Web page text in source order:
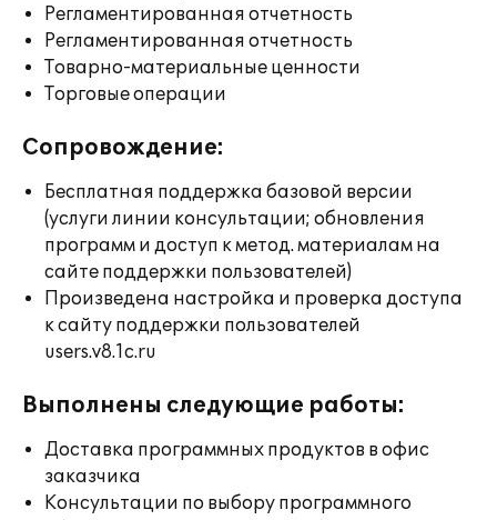
Регламентированная отчетность
Регламентированная отчетность
Товарно-материальные ценности
Торговые операции
Сопровождение:
Бесплатная поддержка базовой версии
(услуги линии консультации; обновления
программ и доступ к метод. материалам на
сайте поддержки пользователей)
Произведена настройка и проверка доступа
к сайту поддержки пользователей
users.v8.1c.ru
Выполнены следующие работы:
Доставка программных продуктов в офис
заказчика
Консультации по выбору программного